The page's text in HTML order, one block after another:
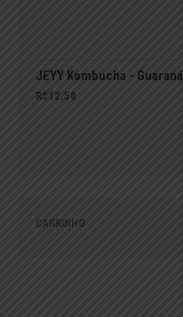
JEYY Kombucha - Guaraná
R$ 12,50
CARRINHO